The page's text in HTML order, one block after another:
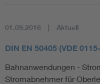
01.09.2016 Aktuell
DIN EN 50405 (VDE
Bahnanwendungen -
Stromabnehmer für